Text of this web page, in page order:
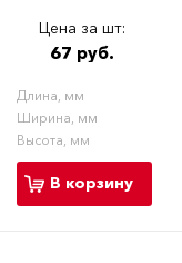
Цена за шт:
67 руб.
Длина, мм
Ширина, мм
Высота, мм
В корзину